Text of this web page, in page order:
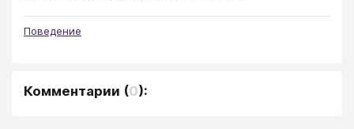
Поведение
Комментарии (0):